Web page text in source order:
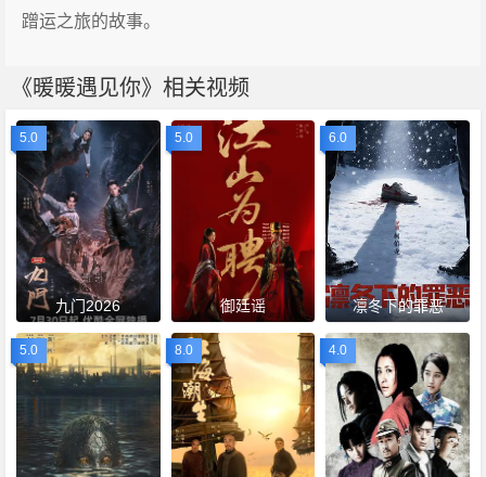
蹭运之旅的故事。
《暖暖遇见你》相关视频
5.0
九门2026
5.0
御廷谣
6.0
凛冬下的罪恶
5.0 8.0 4.0